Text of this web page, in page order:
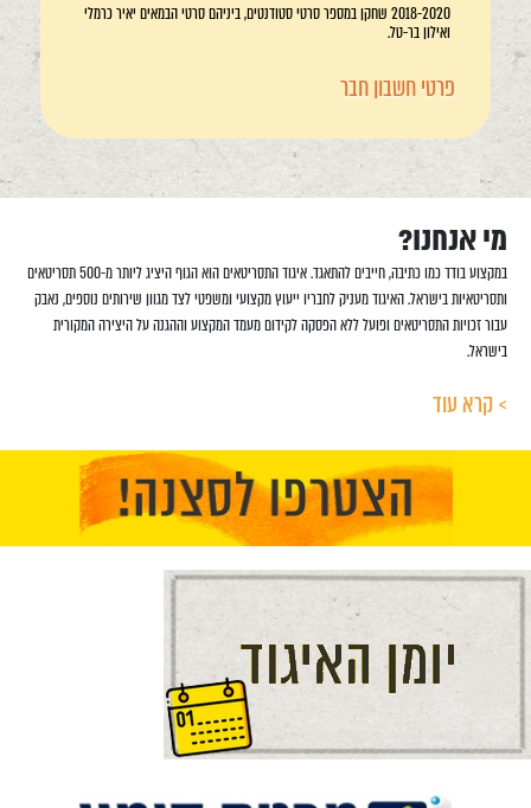
2018-2020 שחקן במספר סרטי סטודנטים, ביניהם סרטי הבמאים יאיר כרמלי
ואילון בר-טל.
פרטי חשבון חבר
מי אנחנו?
במקצוע בודד כמו כתיבה, חייבים להתאגד. איגוד התסריטאים הוא הגוף היציג ליותר מ-500 תסריטאים
ותסריטאיות בישראל. האיגוד מעניק לחבריו ייעוץ מקצועי ומשפטי לצד מגוון שירותים נוספים, נאבק
עבור זכויות התסריטאים ופועל ללא הפסקה לקידום מעמד המקצוע וההגנה על היצירה המקורית
בישראל.
> קרא עוד